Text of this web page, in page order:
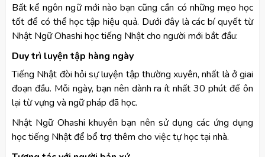
Bất kể ngôn ngữ mới nào bạn cũng cần có những mẹo học
tốt để có thể học tập hiệu quả. Dưới đây là các bí quyết từ
Nhật Ngữ Ohashi học tiếng Nhật cho người mới bắt đầu:
Duy trì luyện tập hàng ngày
Tiếng Nhật đòi hỏi sự luyện tập thường xuyên, nhất là ở giai
đoạn đầu. Mỗi ngày, bạn nên dành ra ít nhất 30 phút để ôn
lại từ vựng và ngữ pháp đã học.
Nhật Ngữ Ohashi khuyên bạn nên sử dụng các ứng dụng
học tiếng Nhật để bổ trợ thêm cho việc tự học tại nhà.